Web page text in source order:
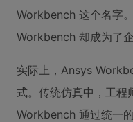
Workbench 这个名字
Workbench 却成为了
实际上，Ansys
式。传统仿真中，工程
Workbench 通过统一